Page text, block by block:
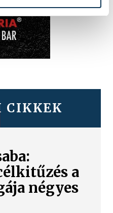
CIKKEK
a
négyes